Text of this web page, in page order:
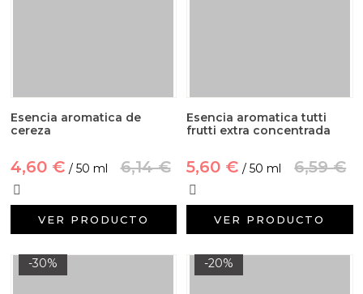
Esencia aromatica de
cereza
4,60 € / 50 ml 6,14 €
VER PRODUCTO
Esencia aromatica tutti
frutti extra concentrada
5,60 € / 50 ml 6,59 €
VER PRODUCTO
-30% -20%